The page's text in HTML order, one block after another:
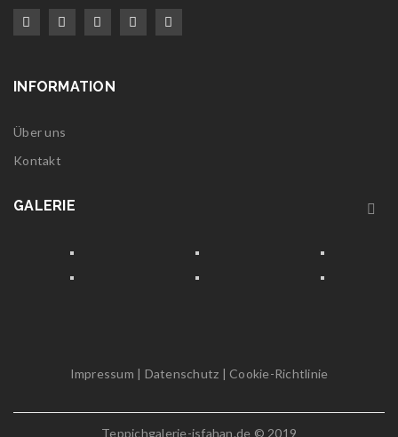
INFORMATION
Über uns
Kontakt
GALERIE
Impressum | Datenschutz | Cookie-Richtlinie
Teppichgalerie-isfahan.de © 2019